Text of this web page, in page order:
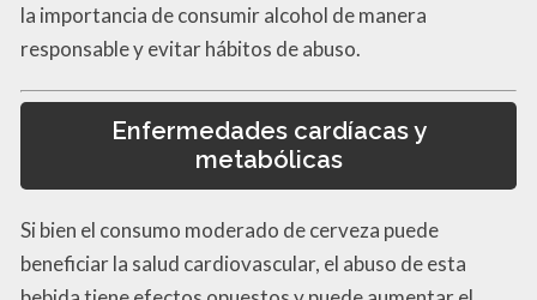
la importancia de consumir alcohol de manera
responsable y evitar hábitos de abuso.
Enfermedades cardíacas y
metabólicas
Si bien el consumo moderado de cerveza puede
beneficiar la salud cardiovascular, el abuso de esta